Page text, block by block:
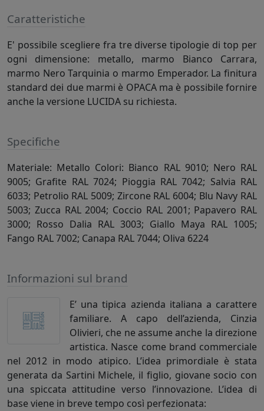
Caratteristiche
E' possibile scegliere fra tre diverse tipologie di top per
ogni dimensione: metallo, marmo Bianco Carrara,
marmo Nero Tarquinia o marmo Emperador. La finitura
standard dei due marmi è OPACA ma è possibile fornire
anche la versione LUCIDA su richiesta.
Specifiche
Materiale: Metallo Colori: Bianco RAL 9010; Nero RAL
9005; Grafite RAL 7024; Pioggia RAL 7042; Salvia RAL
6033; Petrolio RAL 5009; Zircone RAL 6004; Blu Navy RAL
5003; Zucca RAL 2004; Coccio RAL 2001; Papavero RAL
3000; Rosso Dalia RAL 3003; Giallo Maya RAL 1005;
Fango RAL 7002; Canapa RAL 7044; Oliva 6224
Informazioni sul brand
E’ una tipica azienda italiana a carattere
familiare. A capo dell’azienda, Cinzia
Olivieri, che ne assume anche la direzione
artistica. Nasce come brand commerciale
nel 2012 in modo atipico. L’idea primordiale è stata
generata da Sartini Michele, il figlio, giovane socio con
una spiccata attitudine verso l’innovazione. L’idea di
base viene in breve tempo così perfezionata: